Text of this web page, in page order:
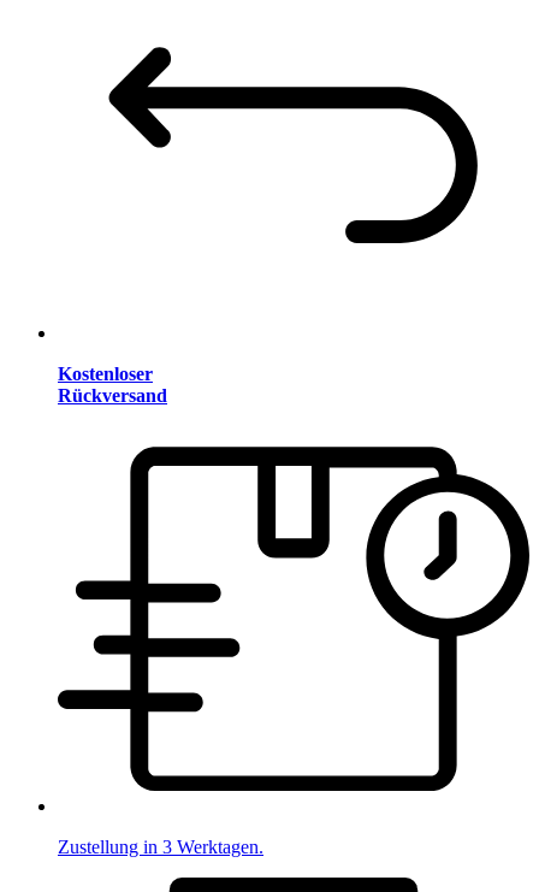
Kostenloser
Rückversand
Zustellung in 3 Werktagen.